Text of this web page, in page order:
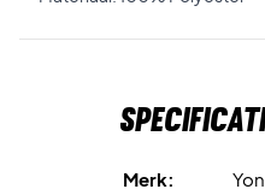
Merk: